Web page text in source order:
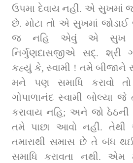
ઉપમા દેવાય નહીં. એ સુખમાં
છે. મોટા તો એ સુખમાં
જ નહિ એવું એ સુખ છે.
નિર્ગુણદાસજીએ સદ્. શ્રી
કહ્યું કે, સ્વામી ! તમે બીજાને
મને પણ સમાધિ કરાવો
ગોપાળાનંદ સ્વામી બોલ્યા
કરાવાય નહિ; અને જો ઠેઠની
તમે પાછા આવો નહીં. તેથી
તમારાથી સમાસ છે તે બંધ
સમાધિ કરાવતા નથી. એમ